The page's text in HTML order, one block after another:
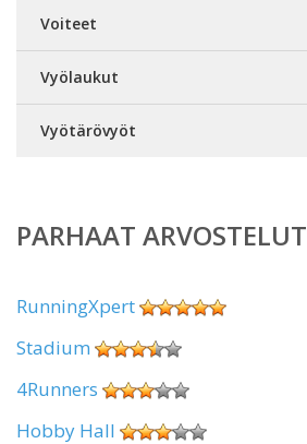
Voiteet
Vyölaukut
Vyötärövyöt
PARHAAT ARVOSTELUT
RunningXpert
Stadium
4Runners
Hobby Hall